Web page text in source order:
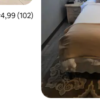
arvio 4,99/5,
4,99 (102)